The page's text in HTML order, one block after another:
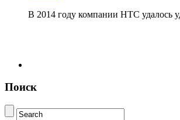
В 2014 году компании НТС удалось
Поиск